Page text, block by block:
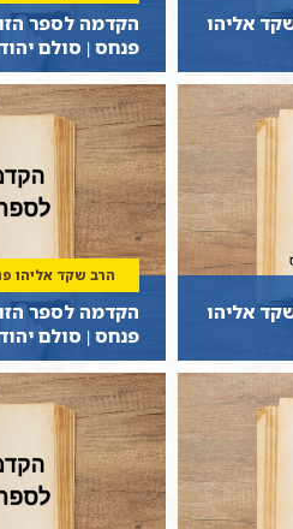
| הרב שקד אליהו
פנחס | סולם
| הרב שקד אליהו
הרב שקד אליהו
פנחס | סולם